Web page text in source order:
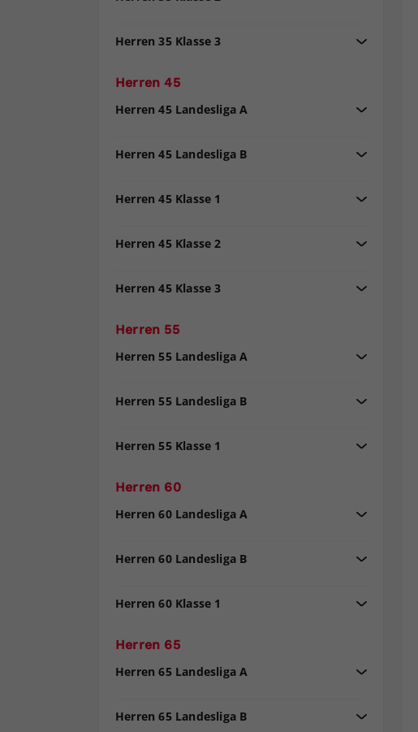
Herren 35 Klasse 3
Herren 45
Herren 45 Landesliga A
Herren 45 Landesliga B
Herren 45 Klasse 1
Herren 45 Klasse 2
Herren 45 Klasse 3
Herren 55
Herren 55 Landesliga A
Herren 55 Landesliga B
Herren 55 Klasse 1
Herren 60
Herren 60 Landesliga A
Herren 60 Landesliga B
Herren 60 Klasse 1
Herren 65
Herren 65 Landesliga A
Herren 65 Landesliga B